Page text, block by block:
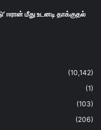
மீது உடனடி தாக்குதல்
(10,142)
(1)
(103)
(206)